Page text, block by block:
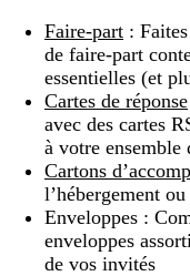
Faire-part :
de faire-part
essentielles (et
Cartes de réponse
avec des cartes
à votre ensemble
Cartons
l’hébergement
Enveloppes :
enveloppes
de vos invités